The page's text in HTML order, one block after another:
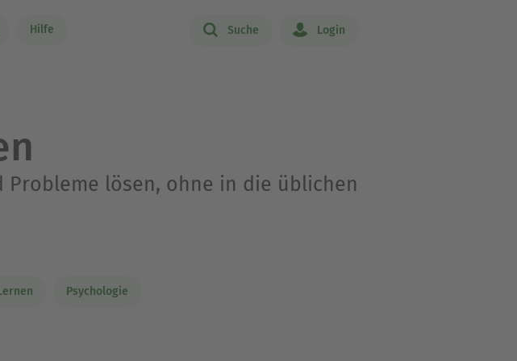
Hilfe Suche Login
lösen, ohne in die üblichen
Psychologie